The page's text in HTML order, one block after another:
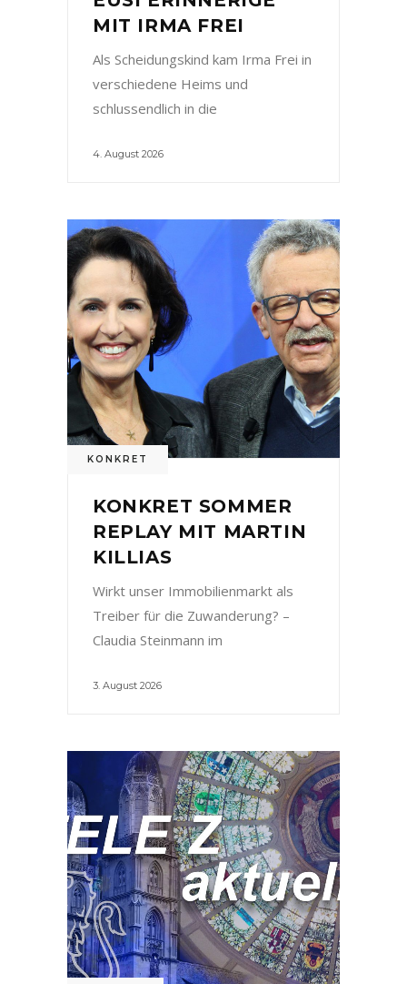
MIT IRMA FREI
Als Scheidungskind kam Irma Frei in
verschiedene Heims und
schlussendlich in die
4. August 2026
KONKRET
KONKRET SOMMER
REPLAY MIT MARTIN
KILLIAS
Wirkt unser Immobilienmarkt als
Treiber für die Zuwanderung? –
Claudia Steinmann im
3. August 2026